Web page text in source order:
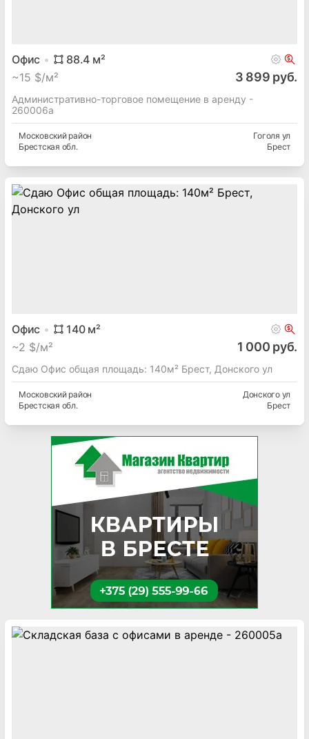
Офис 88.4 м²
~15 $/м² 3 899 руб.
Административно-торговое помещение в аренду -
260006а
Московскийрайон
Брестская обл.
Гоголя ул
Брест
Офис 140м²
~2 $/м² 1 000 руб.
Сдаю Офис общая площадь: 140м² Брест, Донского ул
Московскийрайон
Брестская обл.
Донского ул
Брест